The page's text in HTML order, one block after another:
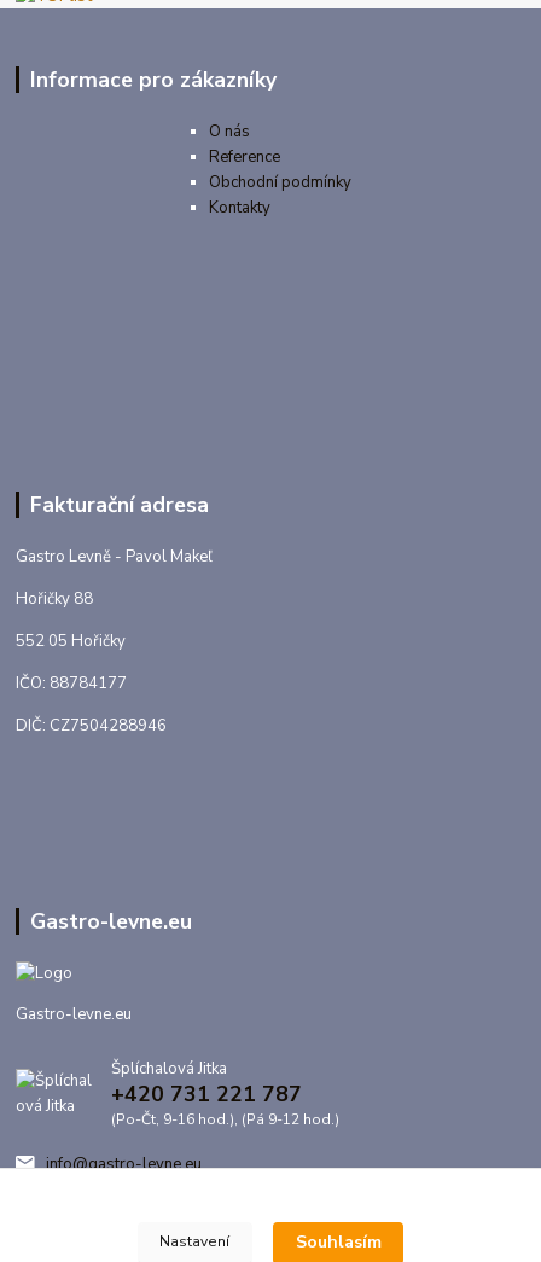
Informace pro zákazníky
O nás
Reference
Obchodní podmínky
Kontakty
Fakturační adresa
Gastro Levně - Pavol Makeľ
Hořičky 88
552 05 Hořičky
IČO: 88784177
DIČ: CZ7504288946
Gastro-levne.eu
Gastro-levne.eu
Šplíchalová Jitka
+420 731 221 787
(Po-Čt, 9-16 hod.), (Pá 9-12 hod.)
info@gastro-levne.eu
Nastavení Souhlasím